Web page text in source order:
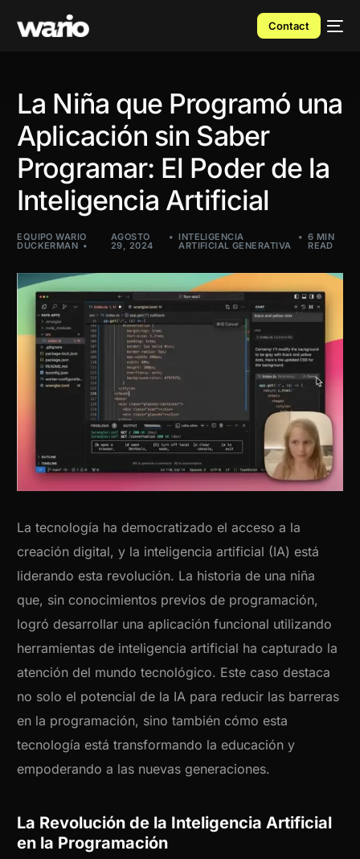
Contact
La Niña que Programó una
Aplicación sin Saber
Programar: El Poder de la
Inteligencia Artificial
EQUIPO WARIO
DUCKERMAN
AGOSTO
29, 2024
INTELIGENCIA
ARTIFICIAL GENERATIVA
6 MIN
READ
La tecnología ha democratizado el acceso a la
creación digital, y la inteligencia artificial (IA) está
liderando esta revolución. La historia de una niña
que, sin conocimientos previos de programación,
logró desarrollar una aplicación funcional utilizando
herramientas de inteligencia artificial ha capturado la
atención del mundo tecnológico. Este caso destaca
no solo el potencial de la IA para reducir las barreras
en la programación, sino también cómo esta
tecnología está transformando la educación y
empoderando a las nuevas generaciones.
La Revolución de la Inteligencia Artificial
en la Programación